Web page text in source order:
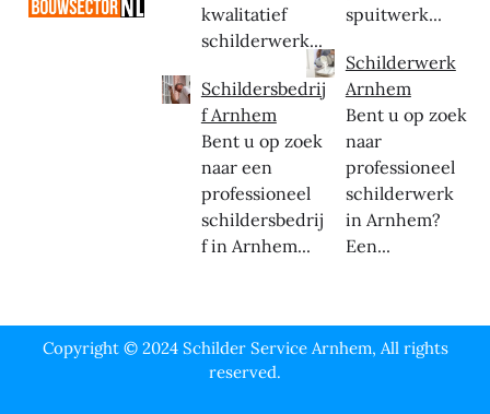
kwalitatief
schilderwerk...
Schildersbedrij
f Arnhem
Bent u op zoek
naar een
professioneel
schildersbedrij
f in Arnhem...
spuitwerk...
Schilderwerk
Arnhem
Bent u op zoek
naar
professioneel
schilderwerk
in Arnhem?
Een...
Copyright © 2024 Schilder Service Arnhem, All rights
reserved.